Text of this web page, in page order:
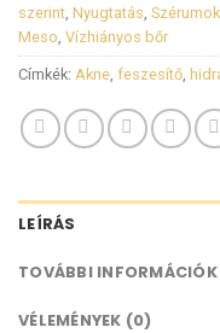
szerint, Nyugtatás, Szérumok
Meso, Vízhiányos bőr
Címkék: Akne, feszesítő,
LEÍRÁS
TOVÁBBI INFORMÁCIÓK
VÉLEMÉNYEK (0)